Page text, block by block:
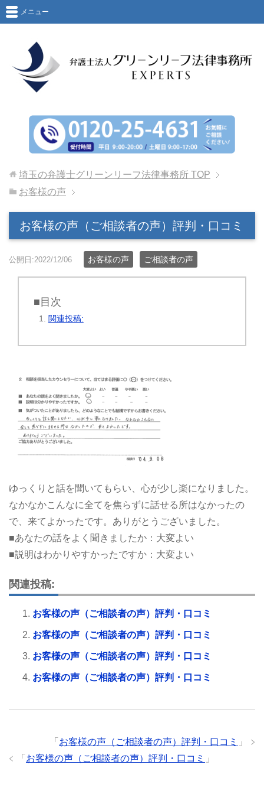
メニュー
埼玉の弁護士グリーンリーフ法律事務所 TOP
お客様の声
お客様の声（ご相談者の声）評判・口コミ
公開日:2022/12/06 お客様の声 ご相談者の声
■目次
関連投稿:
ゆっくりと話を聞いてもらい、心が少し楽になりました。
なかなかこんなに全てを焦らずに話せる所はなかったの
で、来てよかったです。ありがとうございました。
■あなたの話をよく聞きましたか：大変よい
■説明はわかりやすかったですか：大変よい
関連投稿:
お客様の声（ご相談者の声）評判・口コミ
お客様の声（ご相談者の声）評判・口コミ
お客様の声（ご相談者の声）評判・口コミ
お客様の声（ご相談者の声）評判・口コミ
「 お客様の声（ご相談者の声）評判・口コミ
」
「 お客様の声（ご相談者の声）評判・口コミ 」